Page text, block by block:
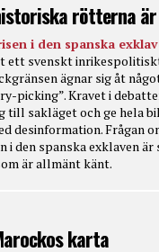
rötterna
i den spanska
ett svenskt
ägnar sig åt
picking”. Kravet i
till sakläget och ge hela
desinformation. Frågan
i den spanska exklaven
är allmänt känt.
karta